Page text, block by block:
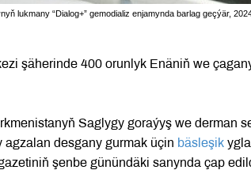
lukmany “Dialog+” gemodializ enjamynda barlag geçýär,
şäherinde 400 orunlyk Enäniň we
Saglygy goraýyş we derman
desgany gurmak üçin bäsleşik
şenbe günündäki sanynda çap